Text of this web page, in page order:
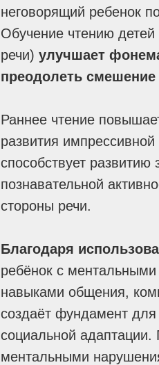
неговорящий ребенок
Обучение чтению
речи) улучшает
преодолеть смешение
Раннее чтение
развития
способствует развитию
познавательной
стороны речи.
Благодаря
ребёнок с
навыками общения,
создаёт фундамент
социальной
ментальными